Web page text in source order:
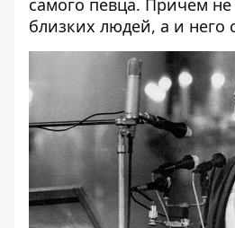
близких людей, а и него